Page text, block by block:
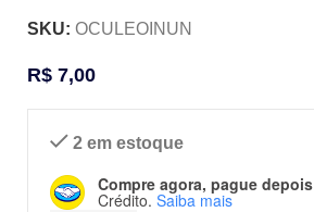
SKU: OCULEOINUN
R$ 7,00
2 em estoque
Compre agora, pague depois
Crédito. Saiba mais